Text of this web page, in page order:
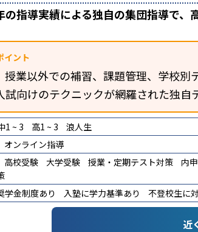
の指導実績による独自の集団指導で、
イント
授業以外での補習、課題管理、学校別
試向けのテクニックが網羅された独自
1 ~ 3 高1 ~ 3
浪人生
オンライン指導
高校受験 大学受験 授業・定期テスト対策 内
学金制度あり 入塾に学力基準あり 不登校生に
近